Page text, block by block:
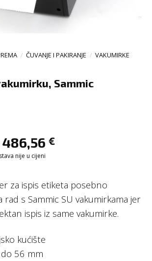
/ ČUVANJE I PAKIRANJE / VAKUMIRKE
Sammic
486,56 €
nije u cijeni
za ispis etiketa posebno
s Sammic SU vakumirkama jer
ispis iz same vakumirke.
kućište
56 mm